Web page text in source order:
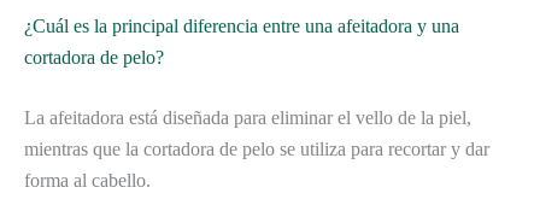
¿Cuál es la principal diferencia entre una afeitadora y una
cortadora de pelo?
La afeitadora está diseñada para eliminar el vello de la piel,
mientras que la cortadora de pelo se utiliza para recortar y dar
forma al cabello.